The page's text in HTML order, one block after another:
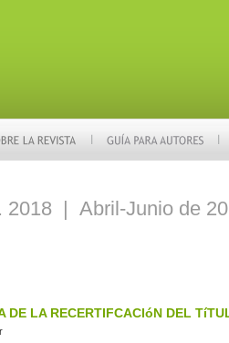
2018 | Abril-Junio de
DE LA RECERTIFCACIóN DEL